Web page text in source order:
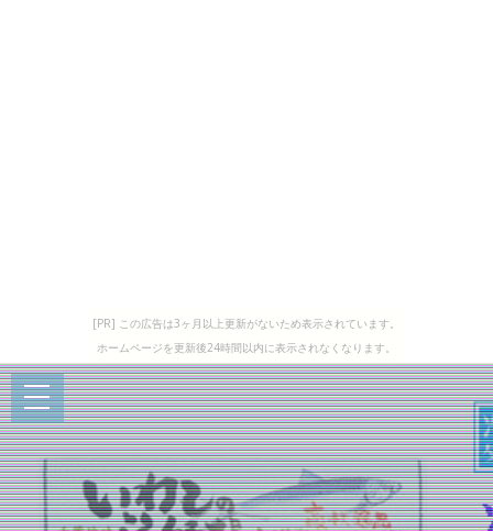
[PR] この広告は3ヶ月以上更新がないため表示されています。
ホームページを更新後24時間以内に表示されなくなります。